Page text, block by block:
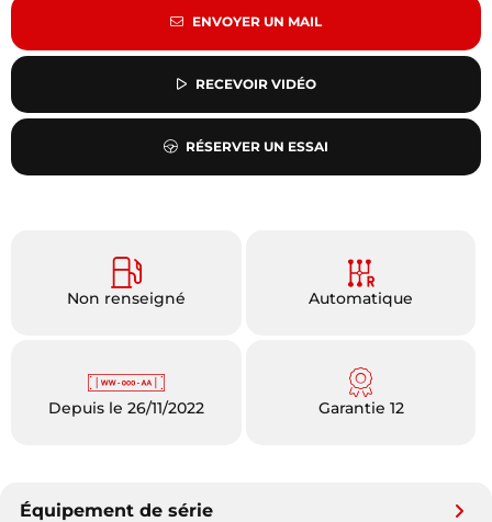
ENVOYER UN MAIL
RECEVOIR VIDÉO
RÉSERVER UN ESSAI
Non renseigné Automatique
Depuis le 26/11/2022 Garantie 12
Équipement de série